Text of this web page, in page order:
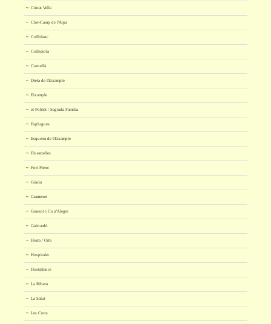
Ciutat Vella
Clot-Camp de l'Arpa
Collblanc
Collserola
Cornellà
Dreta de l'Eixample
Eixample
el Poblet / Sagrada Família
Esplugues
Esquerra de l'Eixample
Finestrelles
Fort Pienc
Gràcia
Gramenet
Grassot i Ca n'Alegre
Guinardó
Horta / Orta
Hospitalet
Hostafrancs
La Ribera
La Salut
Les Corts